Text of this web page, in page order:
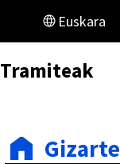
Euskara
Tramiteak